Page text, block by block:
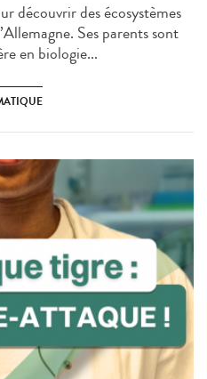
découvrir des écosystèmes
Ses parents sont
en biologie...